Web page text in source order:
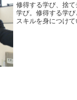
修得する学び、捨
学び。修得する学
スキルを身につけて